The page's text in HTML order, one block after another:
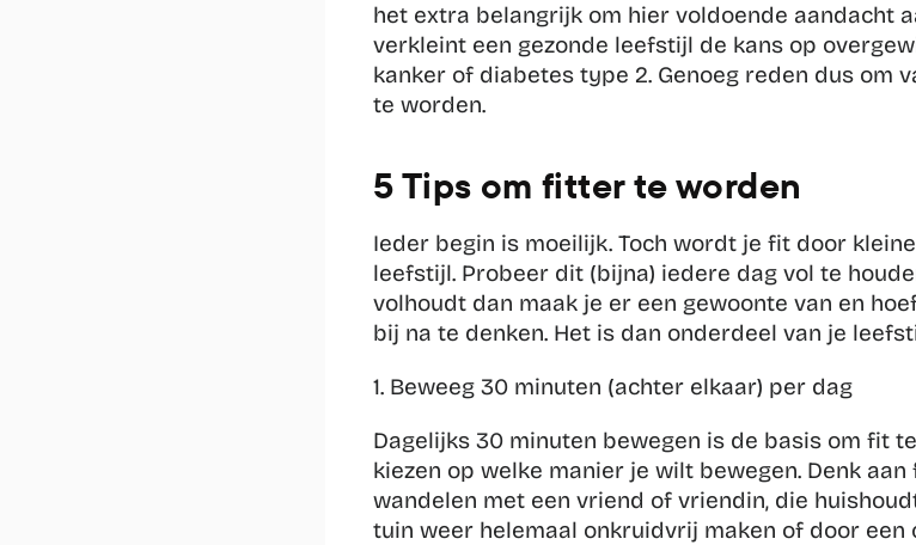
het extra belangrijk om hier voldoende aandacht
verkleint een gezonde leefstijl de kans op
kanker of diabetes type 2. Genoeg reden dus om
te worden.
5 Tips om fitter te worden
Ieder begin is moeilijk. Toch wordt je fit door
leefstijl. Probeer dit (bijna) iedere dag vol te
volhoudt dan maak je er een gewoonte van en
bij na te denken. Het is dan onderdeel van je
1. Beweeg 30 minuten (achter elkaar) per dag
Dagelijks 30 minuten bewegen is de basis om fit
kiezen op welke manier je wilt bewegen. Denk
wandelen met een vriend of vriendin, die
tuin weer helemaal onkruidvrij maken of door